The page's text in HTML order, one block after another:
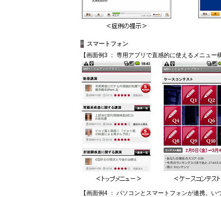
スマートフォン
【画面例3 ： 専用アプリで直感的に使えるメニュー
【画面例4 ： パソコンとスマートフォンが連携。